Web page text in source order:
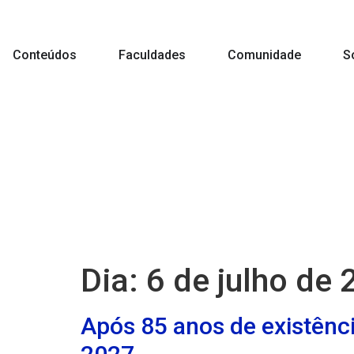
Conteúdos Faculdades Comunidade
Dia: 6 de julho de
Após 85 anos de